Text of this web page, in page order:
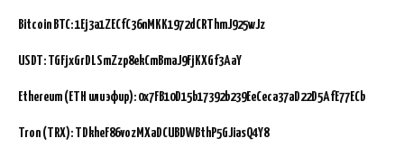
Bitcoin BTC:1Ej3a1ZECfC36nMKK1972dCRThmJ925wJz
USDT: TGFjxGrDLSmZzp8ekCmBmaJ9FjKXGf3AaY
Ethereum (ETH или эфир): 0x7FB10D15b17392b239EeCeca37aD22D5AfE77ECb
Tron (TRX): TDkheF86vozMXaDCUBDWBthP5GJiasQ4Y8